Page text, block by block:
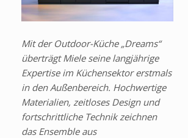
Mit der Outdoor-Küche „Dreams“
überträgt Miele seine langjährige
Expertise im Küchensektor erstmals
in den Außenbereich. Hochwertige
Materialien, zeitloses Design und
fortschrittliche Technik zeichnen
das Ensemble aus